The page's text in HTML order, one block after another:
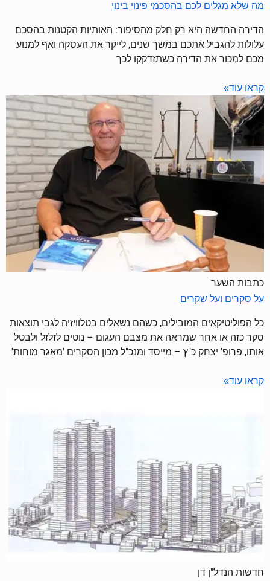
מה שלא מגלים לכם בהסכמי פינוי בינוי
הדירה החדשה היא רק חלק מהסיפור: האותיות הקטנות בהסכם
עלולות להגביל אתכם במשך שנים, לייקר את העסקה ואף למנוע
מכם למכור את הדירה כשתזדקקו לכך
קראו עוד»
כתבות השער
על סקרים ועל שקרים
כל הפוליטיקאים המובילים, כשהם נשאלים בטלוויזיה לגבי תוצאות
סקר כזה או אחר שמראה את מצבם העגום – נוטים לזלזל ולבטל
אותו, פרופ' יצחק כ"ץ – מייסד ומנכ"ל מכון הסקרים 'מאגר מוחות'
קראו עוד»
חדשות הנדל"ן דן